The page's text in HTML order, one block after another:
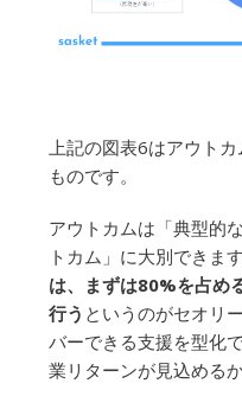
上記の図表6はアウト
ものです。
アウトカムは「典型的
トカム」に大別できま
は、まずは80%を占め
行う というのがセオリ
バーできる支援を型化
業リターンが見込めるか